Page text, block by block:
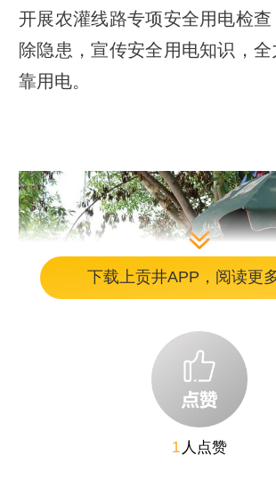
开展农灌线路专项安全用电检
除隐患，宣传安全用电知识，
靠用电。
下载上贡井APP，阅读更
1 人点赞